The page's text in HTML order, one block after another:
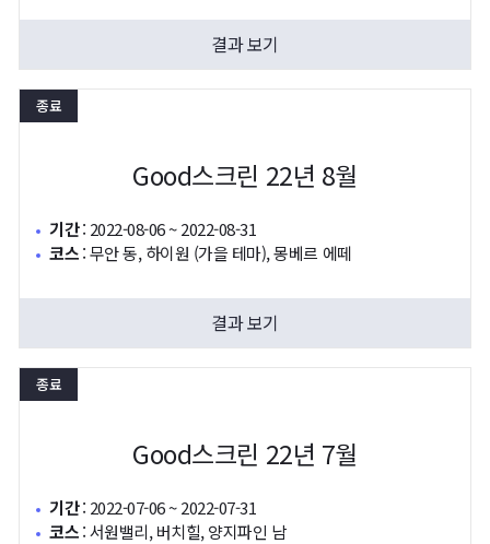
결과 보기
종료
Good스크린 22년 8월
기간: 2022-08-06 ~ 2022-08-31
코스:무안 동, 하이원 (가을 테마), 몽베르 에떼
결과 보기
종료
Good스크린 22년 7월
기간: 2022-07-06 ~ 2022-07-31
코스:서원밸리, 버치힐, 양지파인 남